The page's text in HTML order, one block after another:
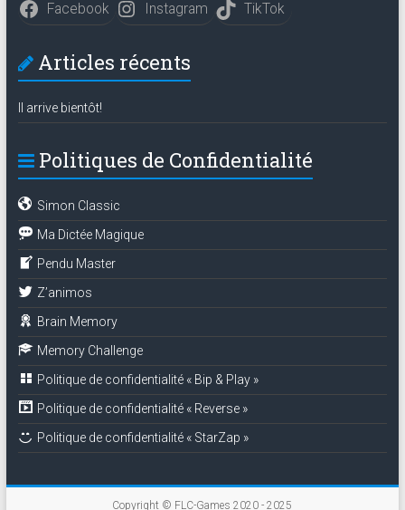
Facebook Instagram TikTok
Articles récents
Il arrive bientôt!
Politiques de Confidentialité
Simon Classic
Ma Dictée Magique
Pendu Master
Z’animos
Brain Memory
Memory Challenge
Politique de confidentialité « Bip & Play »
Politique de confidentialité « Reverse »
Politique de confidentialité « StarZap »
Copyright © FLC-Games 2020 - 2025